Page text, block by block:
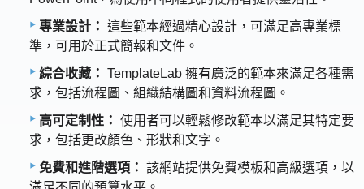
專業設計： 這些範本經過精心設計，可滿足高專業標
準，可用於正式簡報和文件。
綜合收藏： TemplateLab 擁有廣泛的範本來滿足各種需
求，包括流程圖、組織結構圖和資料流程圖。
高可定制性： 使用者可以輕鬆修改範本以滿足其特定要
求，包括更改顏色、形狀和文字。
免費和進階選項： 該網站提供免費模板和高級選項，以